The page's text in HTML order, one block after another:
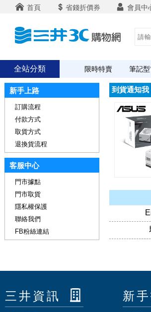
首頁 省錢折價券 會員中
全站分類 限時特賣 筆記
到貨通知我
新手上路
訂購流程
付款方式
取貨方式
退換貨流程
客服中心
門市據點
門市取貨
隱私權保護
聯絡我們
FB粉絲連結
三井資訊 新